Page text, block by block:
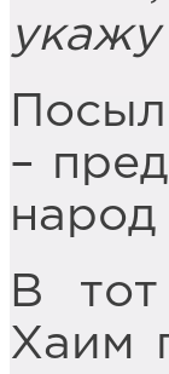
укажу
–
В
Хаим